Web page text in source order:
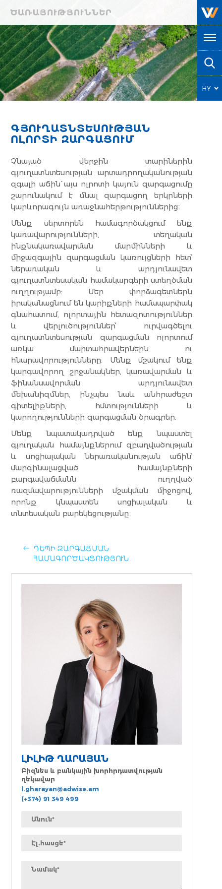
ԾԱՌԱՅՈՒԹՅՈՒՆՆԵՐ
HY
ԳՅՈՒՂԱՏՆՏԵՍՈՒԹՅԱՆ
ՈԼՈՐՏԻ ԶԱՐԳԱՑՈՒՄ
Չնայած վերջին տարիներին
գյուղատնտեսության արտադրողականության
զգալի աճին` այս ոլրոտի կայուն զարգացումը
շարունակում է մնալ զարգացող երկրների
կարևորագույն առաջնահերթություններից։
Մենք սերտորեն համագործակցում ենք
կառավարությունների, տեղական
ինքնակառավարման մարմինների և
միջազգային զարգացման կառույցների հետ՝
ներառական և արդյունավետ
գյուղատնտեսական համակարգերի ստեղծման
ուղղությամբ: Մեր փորձագետներն
իրականացնում են կարիքների համապարփակ
գնահատում, ոլորտային հետազոտություններ
և վերլուծություններ՝ ուրվագծելու
գյուղատնտեսության զարգացման ոլորտում
առկա մարտահրավերներն ու
հնարավորությունները: Մենք մշակում ենք
կարգավորող շրջանակներ, կառավարման և
ֆինանսավորման արդյունավետ
մեխանիզմներ, ինչպես նաև անհրաժեշտ
գիտելիքների, հմտությունների և
կարողությունների զարգացման ծրագրեր:
Մենք նպատակադրված ենք նպաստել
գյուղական համայնքներում զբաղվածության
և սոցիալական ներառականության աճին՝
մարգինալացված համայնքների
բարգավաճմանն ուղղված
ռազմավարությունների մշակման միջոցով,
որոնք կնպաստեն սոցիալական և
տնտեսական բարեկեցությանը։
ԴԵՊԻ ԶԱՐԳԱՑՄԱՆ
ՀԱՄԱԳՈՐԾԱԿՑՈՒԹՅՈՒՆ
ԼԻԼԻԹ ՂԱՐԱՅԱՆ
Բիզնես և բանկային խորհրդատվության
ղեկավար
l.gharayan@adwise.am
(+374) 91 349 499